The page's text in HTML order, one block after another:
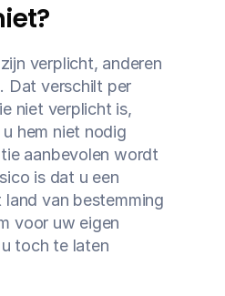
verplicht, anderen
Dat verschilt per
niet verplicht is,
hem niet nodig
aanbevolen wordt
is dat u een
van bestemming
voor uw eigen
toch te laten
open tot 17:30